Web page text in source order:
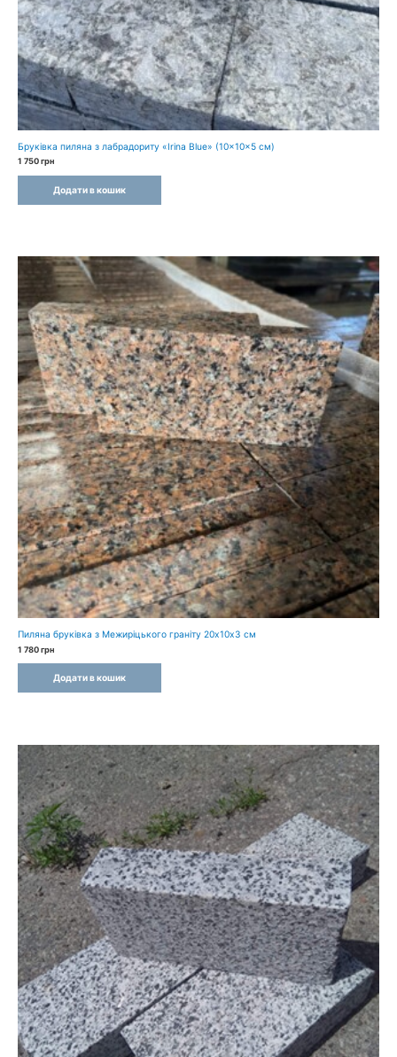
Бруківка пиляна з лабрадориту «Irina Blue» (10×10×5 см)
1 750грн
Додати в кошик
Пиляна бруківка з Межиріцького граніту 20х10х3 см
1 780грн
Додати в кошик